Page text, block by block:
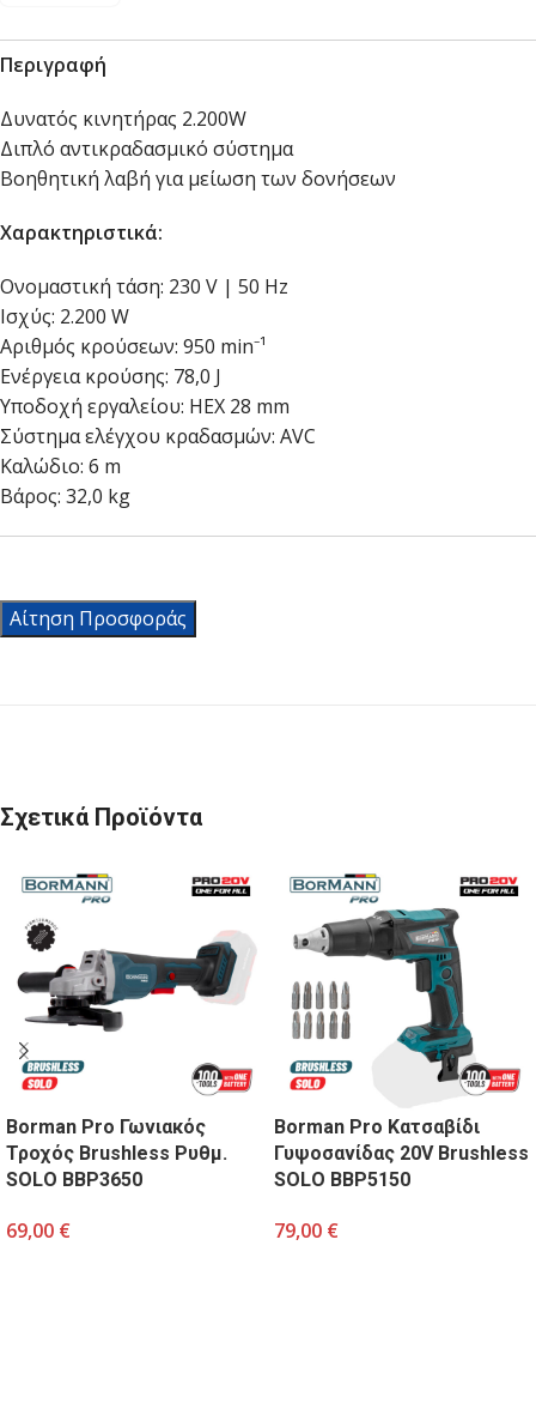
Περιγραφή
Δυνατός κινητήρας 2.200W
Διπλό αντικραδασμικό σύστημα
Βοηθητική λαβή για μείωση των δονήσεων
Χαρακτηριστικά:
Ονομαστική τάση: 230 V | 50 Hz
Ισχύς: 2.200 W
Αριθμός κρούσεων: 950 min⁻¹
Ενέργεια κρούσης: 78,0 J
Υποδοχή εργαλείου: HEX 28 mm
Σύστημα ελέγχου κραδασμών: AVC
Καλώδιο: 6 m
Βάρος: 32,0 kg
Αίτηση Προσφοράς
Σχετικά Προϊόντα
Borman Pro Γωνιακός
Τροχός Brushless Ρυθμ.
SOLO BBP3650
69,00 €
Borman Pro Κατσαβίδι
Γυψοσανίδας 20V Brushless
SOLO BBP5150
79,00 €